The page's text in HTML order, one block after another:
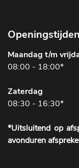
Openingstijden
Maandag t/m
08:00 - 18:00*
Zaterdag
08:30 - 16:30*
*Uitsluitend op
avonduren